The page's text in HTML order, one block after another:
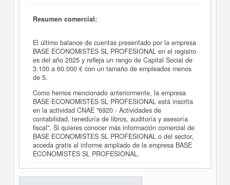
Resumen comercial:
El último balance de cuentas presentado por la empresa
BASE ECONOMISTES SL PROFESIONAL en el registro
es del año 2025 y refleja un rango de Capital Social de
3.100 a 60.000 € con un tamaño de empleados menos
de 5.
Como hemos mencionado anteriormente, la empresa
BASE ECONOMISTES SL PROFESIONAL está inscrita
en la actividad CNAE "6920 - Actividades de
contabilidad, teneduría de libros, auditoría y asesoría
fiscal". Si quieres conocer más información comercial de
BASE ECONOMISTES SL PROFESIONAL o del sector,
acceda gratis al informe ampliado de la empresa BASE
ECONOMISTES SL PROFESIONAL.